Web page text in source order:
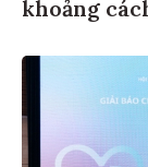
khoảng